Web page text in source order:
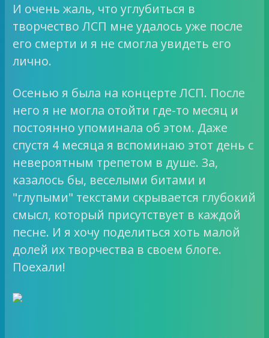
И очень жаль, что углубиться в
творчество ЛСП мне удалось уже после
его смерти и я не смогла увидеть его
лично.
Осенью я была на концерте ЛСП. После
него я не могла отойти где-то месяц и
постоянно упоминала об этом. Даже
спустя 4 месяца я вспоминаю этот день с
невероятным трепетом в душе. За,
казалось бы, веселыми битами и
"глупыми" текстами скрывается глубокий
смысл, который присутствует в каждой
песне. И я хочу поделиться хоть малой
долей их творчества в своем блоге.
Поехали!